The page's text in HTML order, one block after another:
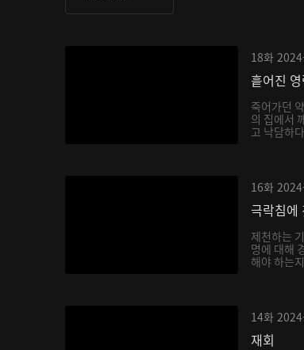
18화
흩어진 영
죽어가던
의 집에서
고 낙담하
16화
극락침에
제천하는
명에 대해
해야 하는
14화
재회